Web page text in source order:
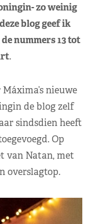
zo weinig
blog geef ik
nummers 13 tot
.
nieuwe
de blog zelf
sindsdien heeft
Op
van Natan, met
overslagtop.